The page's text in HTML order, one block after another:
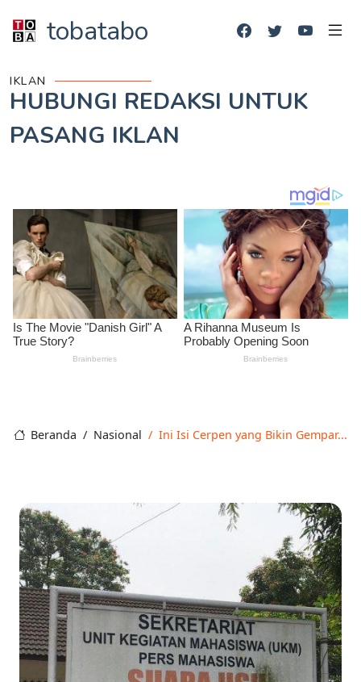
tobatabo
IKLAN
HUBUNGI REDAKSI UNTUK
PASANG IKLAN
Beranda Nasional Ini Isi Cerpen yang Bikin Gempar...